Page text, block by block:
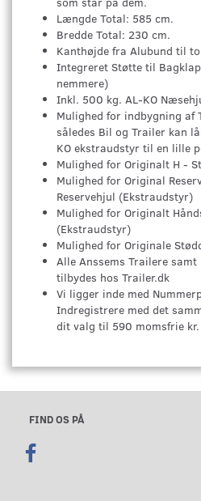
Længde Total: 585 cm.
Bredde Total: 230 cm.
Kanthøjde fra Alubund til
Integreret Støtte til
nemmere)
Inkl. 500 kg. AL-KO
Mulighed for indbygning af
således Bil og Trailer kan
KO ekstraudstyr til en lille
Mulighed for Originalt H -
Mulighed for Original
Reservehjul (Ekstraudstyr)
Mulighed for Originalt
(Ekstraudstyr)
Mulighed for Originale
Alle Anssems Trailere
tilbydes hos Trailer.dk
Vi ligger inde med
Indregistrere med det
dit valg til 590 momsfrie kr.
FIND OS PÅ